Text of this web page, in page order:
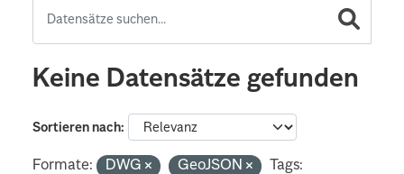
Keine Datensätze gefunden
Sortieren nach
Formate: DWG GeoJSON
Tags: